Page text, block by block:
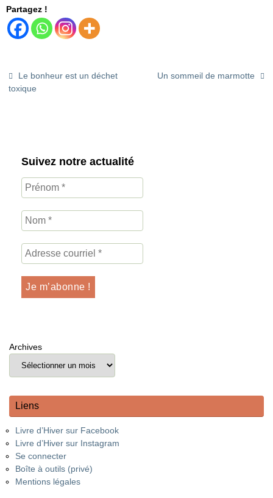
Partagez !
Le bonheur est un déchet
toxique
Un sommeil de marmotte
Suivez notre actualité
Archives
Liens
Livre d’Hiver sur Facebook
Livre d’Hiver sur Instagram
Se connecter
Boîte à outils (privé)
Mentions légales